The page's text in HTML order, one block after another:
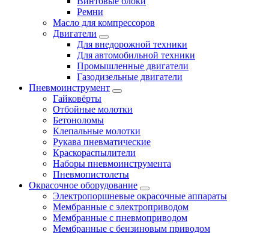
Ремни
Масло для компрессоров
Двигатели
Для внедорожной техники
Для автомобильной техники
Промышленные двигатели
Газодизельные двигатели
Пневмоинструмент
Гайковёрты
Отбойные молотки
Бетоноломы
Клепальные молотки
Рукава пневматические
Краскораспылители
Наборы пневмоинструмента
Пневмопистолеты
Окрасочное оборудование
Электропоршневые окрасочные аппараты
Мембранные с электроприводом
Мембранные с пневмоприводом
Мембранные с бензиновым приводом